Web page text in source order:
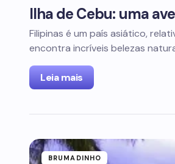
Ilha de Cebu: uma
Filipinas é um país asiático,
encontra incríveis belezas
Leia mais
BRUMADINHO